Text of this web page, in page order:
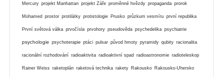
Mercury projekt Manhattan projekt Záře proměnné hvězdy propaganda prorok
Mohamed prostor protilátky protistologie Prusko průzkum vesmíru první republika
První světová válka prvočísla prvohory pseudověda psychedelika psychiatrie
psychologie psychoterapie ptáci pulsar původ hmoty pyramidy qubity racionalita
racionální rozhodování radioaktivita radioaktivní spad radioastronomie radioteleskop
Rainer Weiss raketoplán raketová technika rakety Rakousko Rakousko-Uhersko